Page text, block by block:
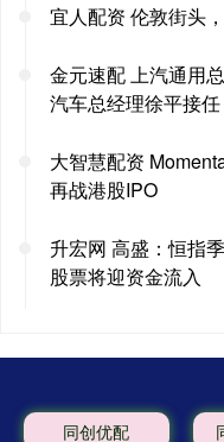
宜人配资 伦敦街头
金元速配 上汽通用
汽车总经理徐平接任
大智慧配资
再战港股IPO
升宏网 高盛：恒指
股票将迎资金流入
同创优配